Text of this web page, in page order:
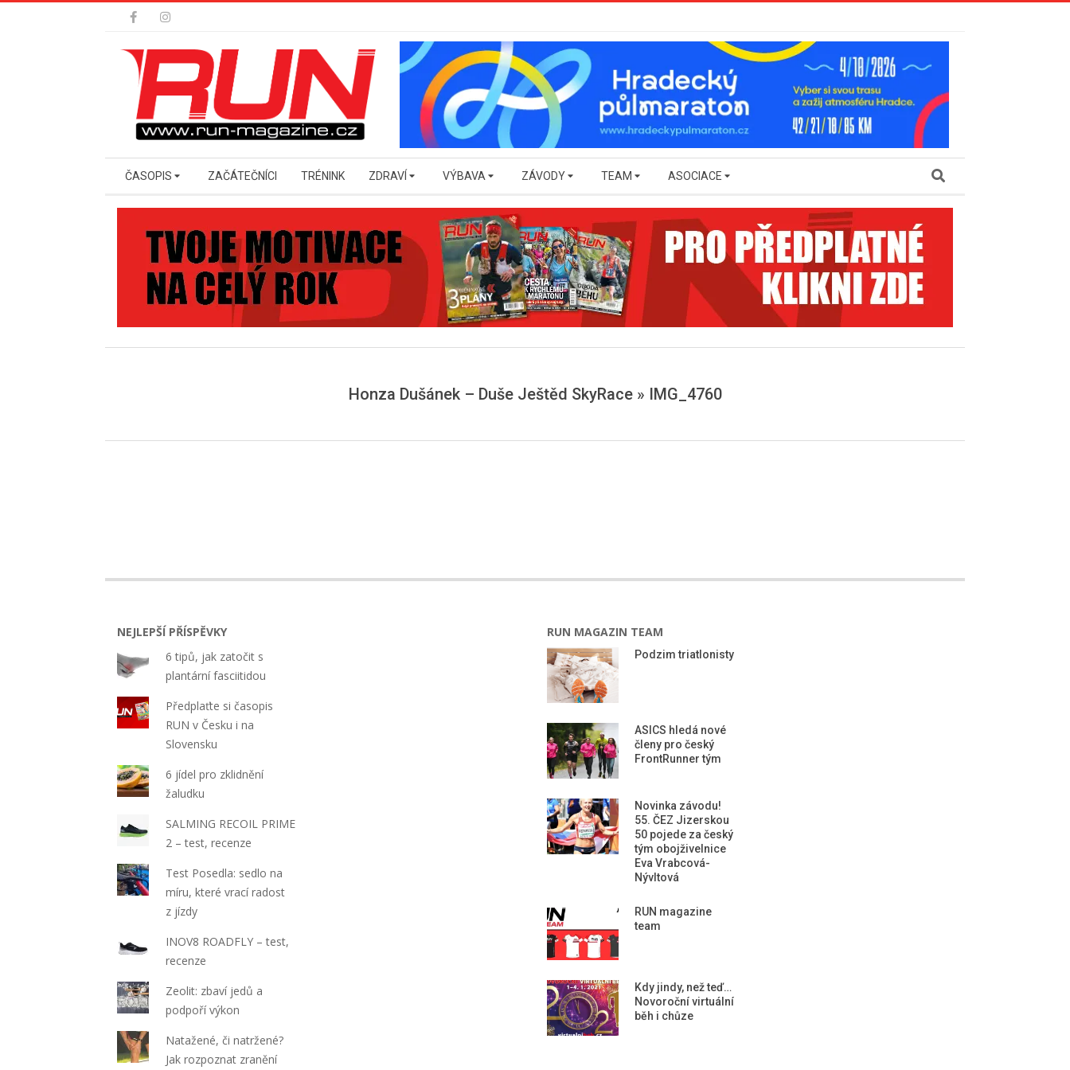
Secondary
Menu
ČASOPIS ZAČÁTEČNÍCI TRÉNINK ZDRAVÍ VÝBAVA ZÁVODY TEAM ASOCIACE Search
Honza Dušánek – Duše Ještěd SkyRace » IMG_4760
NEJLEPŠÍ PŘÍSPĚVKY
6 tipů, jak zatočit s
plantární fasciitidou
Předplaťte si časopis
RUN v Česku i na
Slovensku
6 jídel pro zklidnění
žaludku
SALMING RECOIL PRIME
2 – test, recenze
Test Posedla: sedlo na
míru, které vrací radost
z jízdy
INOV8 ROADFLY – test,
recenze
Zeolit: zbaví jedů a
podpoří výkon
Natažené, či natržené?
Jak rozpoznat zranění
RUN MAGAZIN TEAM
Podzim triatlonisty
ASICS hledá nové
členy pro český
FrontRunner tým
Novinka závodu!
55. ČEZ Jizerskou
50 pojede za český
tým obojživelnice
Eva Vrabcová-
Nývltová
RUN magazine
team
Kdy jindy, než teď…
Novoroční virtuální
běh i chůze